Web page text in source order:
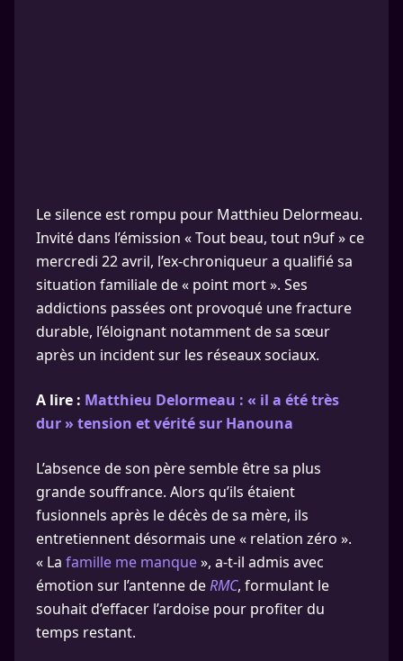
Le silence est rompu pour Matthieu Delormeau.
Invité dans l’émission « Tout beau, tout n9uf » ce
mercredi 22 avril, l’ex-chroniqueur a qualifié sa
situation familiale de « point mort ». Ses
addictions passées ont provoqué une fracture
durable, l’éloignant notamment de sa sœur
après un incident sur les réseaux sociaux.
A lire : Matthieu Delormeau : « il a été très
dur » tension et vérité sur Hanouna
L’absence de son père semble être sa plus
grande souffrance. Alors qu’ils étaient
fusionnels après le décès de sa mère, ils
entretiennent désormais une « relation zéro ».
« La famille me manque», a-t-il admis avec
émotion sur l’antenne deRMC, formulant le
souhait d’effacer l’ardoise pour profiter du
temps restant.